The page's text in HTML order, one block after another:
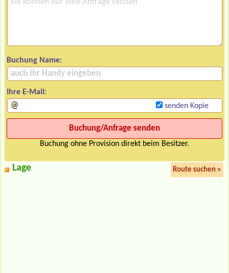
Buchung Name:
Ihre E-Mail:
senden Kopie
Buchung ohne Provision direkt beim Besitzer.
Lage Route suchen »